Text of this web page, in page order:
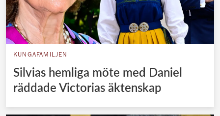
KUNGAFAMILJEN
Silvias hemliga möte med Daniel
räddade Victorias äktenskap